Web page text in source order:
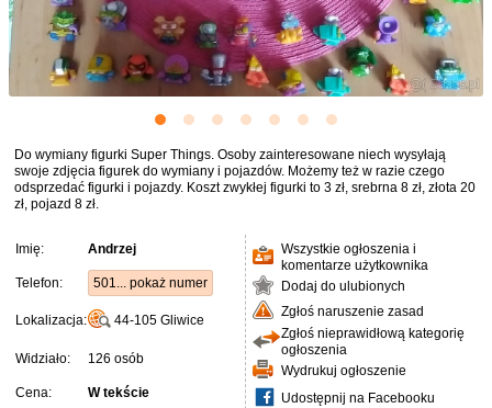
Do wymiany figurki Super Things. Osoby zainteresowane niech wysyłają
swoje zdjęcia figurek do wymiany i pojazdów. Możemy też w razie czego
odsprzedać figurki i pojazdy. Koszt zwykłej figurki to 3 zł, srebrna 8 zł, złota 20
zł, pojazd 8 zł.
Imię: Andrzej
Telefon: 501... pokaż numer
Lokalizacja: 44-105 Gliwice
Widziało: 126 osób
Cena: W tekście
Wszystkie ogłoszenia i
komentarze użytkownika
Dodaj do ulubionych
Zgłoś naruszenie zasad
Zgłoś nieprawidłową kategorię
ogłoszenia
Wydrukuj ogłoszenie
Udostępnij na Facebooku